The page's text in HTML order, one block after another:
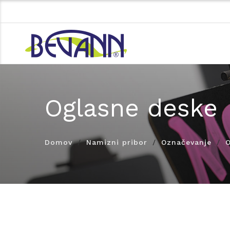
Oglasne deske
Domov Namizni pribor Označevanje